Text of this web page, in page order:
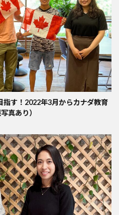
す！2022年3月からカナダ教育
真あり）